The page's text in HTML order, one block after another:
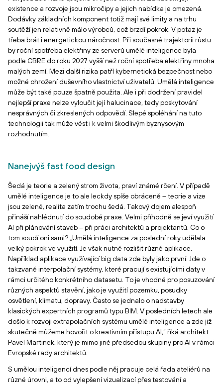
existence a rozvoje jsou mikročipy a jejich nabídka je omezená.
Dodávky základních komponent totiž mají své limity a na trhu
soutěží jen relativně málo výrobců, což brzdí pokrok. V potaz je
třeba brát i energetickou náročnost. Při současné trajektorii růstu
by roční spotřeba elektřiny ze serverů umělé inteligence byla
podle CBRE do roku 2027 vyšší než roční spotřeba elektřiny mnoha
malých zemí. Mezi další rizika patří kybernetická bezpečnost nebo
možné ohrožení duševního vlastnictví uživatelů. Umělá inteligence
může být také pouze špatně použita. Ale i při dodržení pravidel
nejlepší praxe nelze vyloučit její halucinace, tedy poskytování
nesprávných či zkreslených odpovědí. Slepé spoléhání na tuto
technologii tak může vést i k velmi škodlivým byznysovým
rozhodnutím.
Nanejvýš fast food design
Šedá je teorie a zelený strom života, praví známé rčení. V případě
umělé inteligence je to ale leckdy spíše obráceně – teorie a vize
jsou zelené, realita zatím trochu šedá. Takový dojem alespoň
přináší nahlédnutí do soudobé praxe. Velmi příhodně se jeví využití
AI při plánování staveb – při práci architektů a projektantů. Co o
tom soudí oni sami? „Umělá inteligence za poslední roky udělala
velký pokrok ve využití. Je však nutné rozlišit různé aplikace.
Například aplikace využívající big data zde byly jako první. Jde o
takzvané interpolační systémy, které pracují s existujícími daty v
rámci určitého konkrétního datasetu. To je vhodné pro posuzování
různých aspektů stavění, jako je využití pozemku, posudky
osvětlení, klimatu, dopravy. Často se jednalo o nadstavby
klasických expertních programů typu BIM. V posledních letech ale
došlo k rozvoji extrapolačních systému umělé inteligence a zde již
skutečně můžeme hovořit o kreativním přístupu AI,“ říká architekt
Pavel Martinek, který je mimo jiné předsedou skupiny pro AI v rámci
Evropské rady architektů.
S umělou inteligencí dnes podle něj pracuje celá řada ateliérů na
různé úrovni, a to od vylepšení vizualizací přes testování a